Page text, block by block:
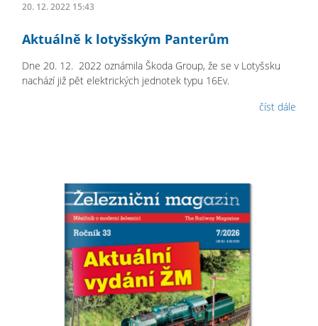
20. 12. 2022 15:43
Aktuálně k lotyšským Panterům
Dne 20. 12. 2022 oznámila Škoda Group, že se v Lotyšsku
nachází již pět elektrických jednotek typu 16Ev.
číst dále